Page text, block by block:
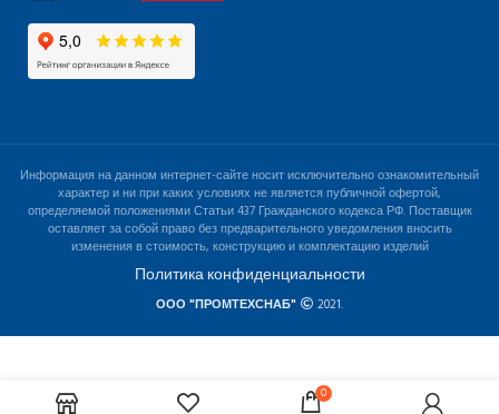
Информация на данном интернет-сайте носит исключительно ознакомительный
характер и ни при каких условиях не является публичной офертой,
определяемой положениями Статьи 437 Гражданского кодекса РФ. Поставщик
оставляет за собой право без предварительного уведомления вносить
изменения в стоимость, конструкцию и комплектацию изделий
Политика конфиденциальности
ООО "ПРОМТЕХСНАБ" 2021.
0